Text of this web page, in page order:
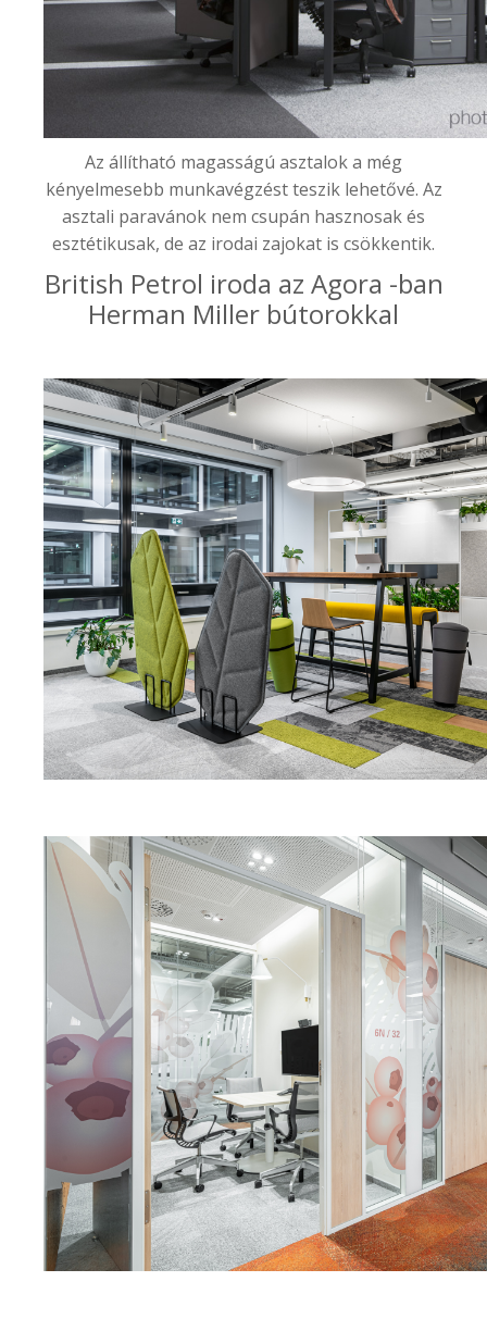
Az állítható magasságú asztalok a még
kényelmesebb munkavégzést teszik lehetővé. Az
asztali paravánok nem csupán hasznosak és
esztétikusak, de az irodai zajokat is csökkentik.
British Petrol iroda az Agora -ban
Herman Miller bútorokkal